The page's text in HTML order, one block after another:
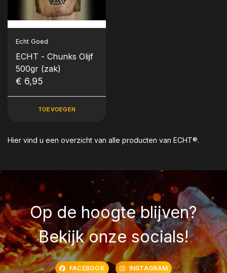
Echt Goed
ECHT - Chunks Olijf
500gr (zak)
€ 6,95
TOEVOEGEN
Hier vind u een overzicht van alle producten van ECHT®.
Op de hoogte blijven?
Bekijk onze socials!
FACEBOOK INSTAGRAM